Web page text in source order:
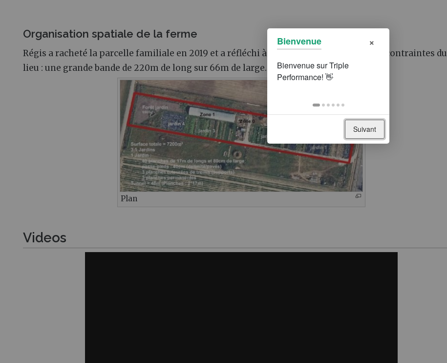
Organisation spatiale de la ferme
Régis a racheté la parcelle familiale en 2019 et a réfléchi à son Design en fonction des contraintes du
lieu : une grande bande de 220m de long sur 66m de large. Sans aucune mécanisation.
Plan
Videos
Bienvenue ×
Suivant